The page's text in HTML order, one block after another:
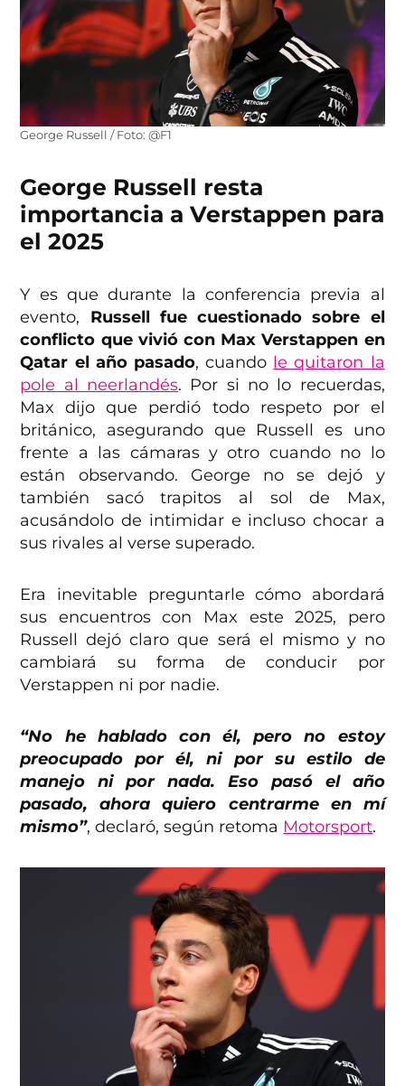
George Russell / Foto: @F1
George Russell resta
importancia a Verstappen para
el 2025
Y es que durante la conferencia previa al
evento, Russell fue cuestionado sobre el
conflicto que vivió con Max Verstappen en
Qatar el año pasado, cuando le quitaron la
pole al neerlandés. Por si no lo recuerdas,
Max dijo que perdió todo respeto por el
británico, asegurando que Russell es uno
frente a las cámaras y otro cuando no lo
están observando. George no se dejó y
también sacó trapitos al sol de Max,
acusándolo de intimidar e incluso chocar a
sus rivales al verse superado.
Era inevitable preguntarle cómo abordará
sus encuentros con Max este 2025, pero
Russell dejó claro que será el mismo y no
cambiará su forma de conducir por
Verstappen ni por nadie.
“No he hablado con él, pero no estoy
preocupado por él, ni por su estilo de
manejo ni por nada. Eso pasó el año
pasado, ahora quiero centrarme en mí
mismo”, declaró, según retoma Motorsport.